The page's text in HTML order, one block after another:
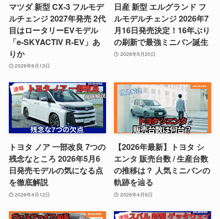
マツダ 新型 CX-3 フルモデ
ルチェンジ 2027年発売 2代
目はロータリーEVモデル
「e-SKYACTIV R-EV」あ
りか
2026年6月13日
日産 新型 エルグランド フ
ルモデルチェンジ 2026年7
月16日発売決定！16年ぶり
の刷新で最強ミニバン誕生
2026年5月20日
トヨタ ノア 一部改良 7つの
残念なところ 2026年5月6
日発売モデルの気になる点
を徹底解説
2026年4月12日
【2026年最新】トヨタ シ
エンタ 販売台数 / 生産台数
の推移は？ 人気ミニバンの
軌跡を辿る
2026年4月6日